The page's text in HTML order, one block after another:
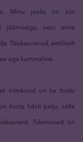
Minu jaoks on siin
jäämisega, sest enne
Täiskasvanud, eetiliselt
aga kummaline.
inimkond on ka toidu
toota hästi palju, selle
Tulemused on